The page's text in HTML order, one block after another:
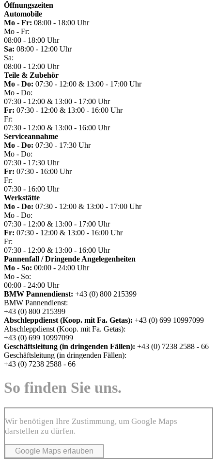
Öffnungszeiten
Automobile
Mo - Fr: 08:00 - 18:00 Uhr
Mo - Fr:
08:00 - 18:00 Uhr
Sa: 08:00 - 12:00 Uhr
Sa:
08:00 - 12:00 Uhr
Teile & Zubehör
Mo - Do: 07:30 - 12:00 & 13:00 - 17:00 Uhr
Mo - Do:
07:30 - 12:00 & 13:00 - 17:00 Uhr
Fr: 07:30 - 12:00 & 13:00 - 16:00 Uhr
Fr:
07:30 - 12:00 & 13:00 - 16:00 Uhr
Serviceannahme
Mo - Do: 07:30 - 17:30 Uhr
Mo - Do:
07:30 - 17:30 Uhr
Fr: 07:30 - 16:00 Uhr
Fr:
07:30 - 16:00 Uhr
Werkstätte
Mo - Do: 07:30 - 12:00 & 13:00 - 17:00 Uhr
Mo - Do:
07:30 - 12:00 & 13:00 - 17:00 Uhr
Fr: 07:30 - 12:00 & 13:00 - 16:00 Uhr
Fr:
07:30 - 12:00 & 13:00 - 16:00 Uhr
Pannenfall / Dringende Angelegenheiten
Mo - So: 00:00 - 24:00 Uhr
Mo - So:
00:00 - 24:00 Uhr
BMW Pannendienst: +43 (0) 800 215399
BMW Pannendienst:
+43 (0) 800 215399
Abschleppdienst (Koop. mit Fa. Getas): +43 (0) 699 10997099
Abschleppdienst (Koop. mit Fa. Getas):
+43 (0) 699 10997099
Geschäftsleitung (in dringenden Fällen): +43 (0) 7238 2588 - 66
Geschäftsleitung (in dringenden Fällen):
+43 (0) 7238 2588 - 66
So finden Sie uns.
Wir benötigen Ihre Zustimmung, um Google Maps
darstellen zu dürfen.
Google Maps erlauben